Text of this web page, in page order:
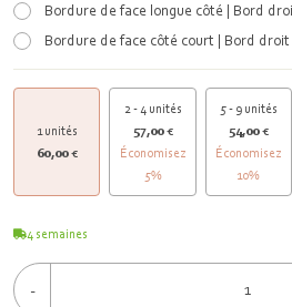
Bordure de face longue côté | Bord
Bordure de face côté court | Bord droit
1 unités
60,00 €
2 - 4 unités
57,00 €
Économisez
5%
5 - 9 unités
54,00 €
Économisez
10%
4 semaines
-